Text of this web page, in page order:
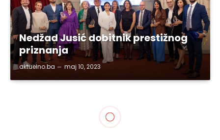
Nedžad Jusić dobitnik prestižnog
priznanja
aktuelno.ba maj 10, 2023